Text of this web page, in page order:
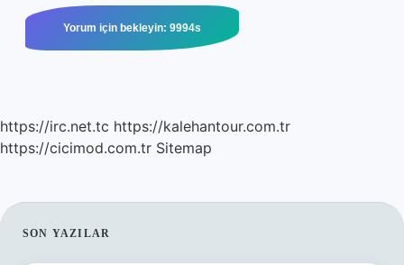
https://irc.net.tc https://kalehantour.com.tr
https://cicimod.com.tr Sitemap
SIDEBAR
SON YAZILAR